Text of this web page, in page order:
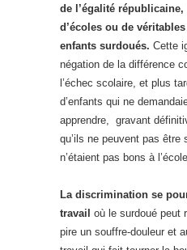
de l’égalité
d’écoles ou de
enfants surdoués. Cette
négation de la différence
l’échec scolaire, et plus
d’enfants qui ne
apprendre, gravant
qu’ils ne peuvent pas être
n’étaient pas bons à
La discrimination se
travail où le surdoué peut
pire un souffre-douleur et